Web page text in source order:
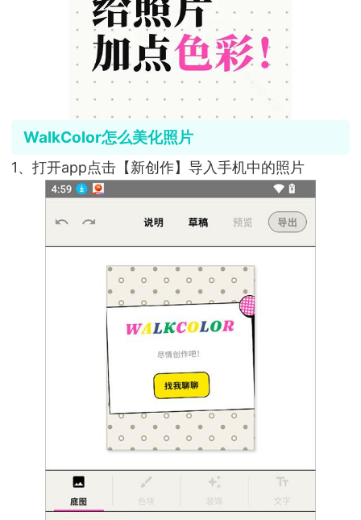
WalkColor怎么美化照片
1、打开app点击【新创作】导入手机中的照片